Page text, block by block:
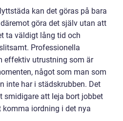
kan det göras på bara
göra det själv utan att
ta väldigt lång tid och
Professionella
effektiv utrustning som är
något som man som
inte har i städskrubben. Det
smidigare att leja bort jobbet
iordning i det nya